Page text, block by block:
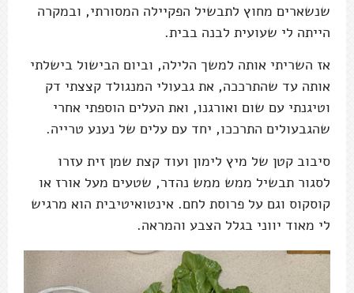
שנשארים מחוץ לתבשיל הפקיילה המסורתי, ובמקרה
הייתה לי שעועית לבנה בבית.
אז השריתי אותה למשך הלילה, וביום הבישול בישלתי
אותה עד שהתרככה, את גבעולי המנגולד קצצתי דק
וטיגנתי עם שום ואורגנו, ואת העלים הוספתי אחרי
שהגבעולים התרככו, יחד עם עלים של נענע טרייה.
סיבוב קטן של מיץ לימון ועוד קצת שמן זית עזרו
לסגור תבשיל ממש ממש נהדר, שטעים מעל אורז או
קוסקוס וגם על פרוסת לחם. אינטואיטיבית הוא מרגיש
לי מאוד יווני בגלל הצבע והמראה.